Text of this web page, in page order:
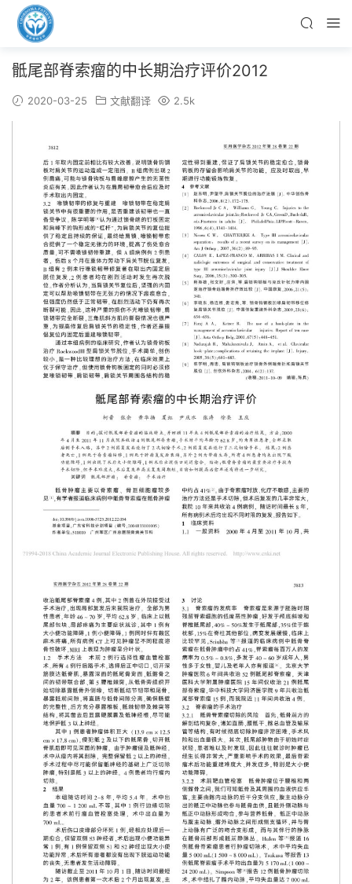
骶尾部脊索瘤的中长期治疗评价2012
2020-03-25 文献翻译 2.5k